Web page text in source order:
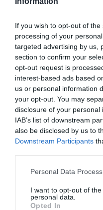
If you wish to opt-out of
processing of your
targeted advertising by us,
section to confirm your
opt-out request is
interest-based ads based
us or personal information
your opt-out. You may
disclosure of your
IAB’s list of downstream
also be disclosed by us to
Downstream Participants
Personal Data
I want to opt-out of
personal data.
Opted In
AfegirVIA
Google de
Estigues informat
ACTIVAR ARA
ELS MÉS